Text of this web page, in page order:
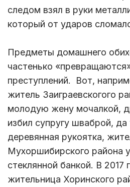
следом взял в руки
который от ударов
Предметы домашнего
частенько
преступлений. Вот,
житель Заиграевскогого
молодую жену мочалкой,
избил супругу шваброй,
деревянная рукоятка,
Мухоршибирского района
стеклянной банкой. В 2017
жительница Хоринского